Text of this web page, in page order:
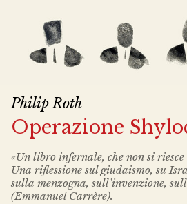
Philip Roth
Operazione
«Un libro infernale, che non si riesce
Una riflessione sul giudaismo, su
sulla menzogna, sull’invenzione,
(Emmanuel Carrère).